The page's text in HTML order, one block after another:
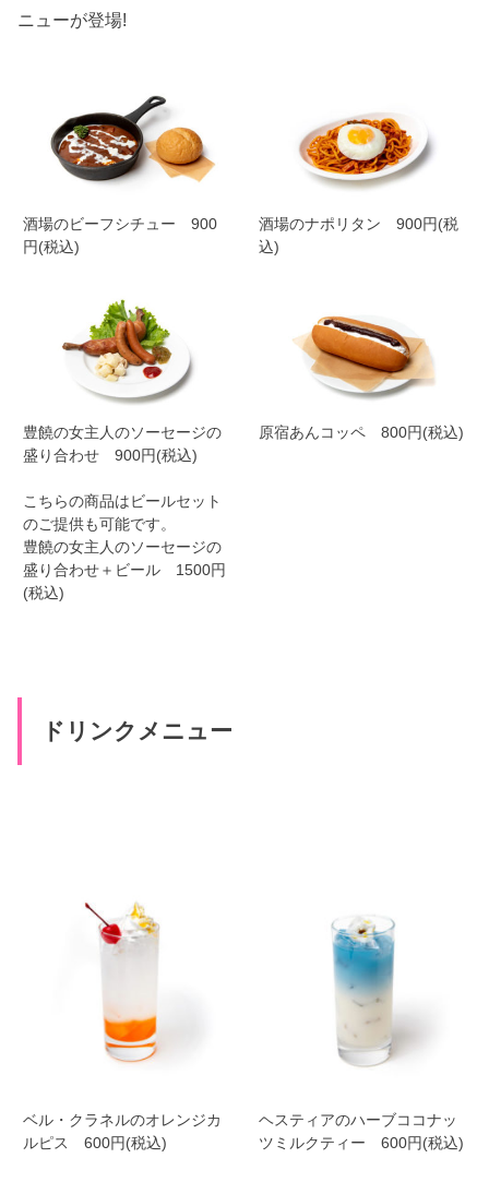
ニューが登場!
酒場のビーフシチュー 900
円(税込)
酒場のナポリタン 900円(税
込)
豊饒の女主人のソーセージの
盛り合わせ 900円(税込)
こちらの商品はビールセット
のご提供も可能です。
豊饒の女主人のソーセージの
盛り合わせ＋ビール 1500円
(税込)
原宿あんコッペ 800円(税込)
ドリンクメニュー
ベル・クラネルのオレンジカ
ルピス 600円(税込)
ヘスティアのハーブココナッ
ツミルクティー 600円(税込)